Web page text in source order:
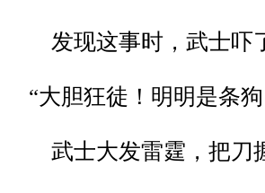
发现这事时，武士吓
“大胆狂徒！明明是条
武士大发雷霆，把刀